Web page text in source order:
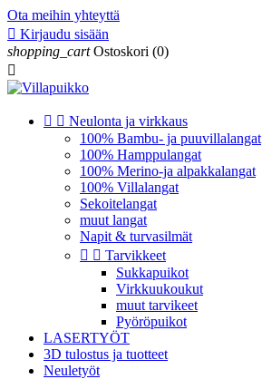
Ota meihin yhteyttä
 Kirjaudu sisään
shopping_cart Ostoskori (0)

  Neulonta ja virkkaus
100% Bambu- ja puuvillalangat
100% Hamppulangat
100% Merino-ja alpakkalangat
100% Villalangat
Sekoitelangat
muut langat
Napit & turvasilmät
  Tarvikkeet
Sukkapuikot
Virkkuukoukut
muut tarvikeet
Pyöröpuikot
LASERTYÖT
3D tulostus ja tuotteet
Neuletyöt